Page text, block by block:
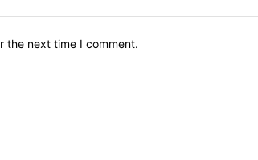
the next time I comment.